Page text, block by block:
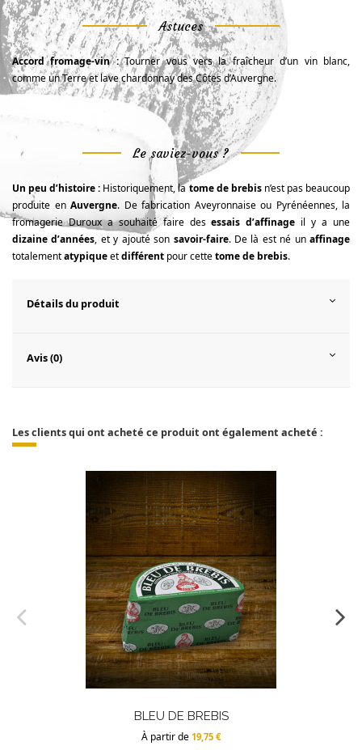
Astuces
Accord fromage-vin :Tourner vous vers la fraîcheur d’un vin blanc,
comme un Terre et lave chardonnay des Côtes d’Auvergne.
Le saviez-vous ?
Un peu d’histoire : Historiquement, latome de brebisn’est pas beaucoup
produite en Auvergne. De fabrication Aveyronnaise ou Pyrénéennes, la
fromagerie Duroux a souhaité faire desessais d’affinage il y a une
dizaine d’années, et y ajouté son savoir-faire. De là est né unaffinage
totalementatypiqueetdifférent pour cettetome de brebis.
Détails du produit
Avis (0)
Les clients qui ont acheté ce produit ont également acheté :
BLEU DE BREBIS
À partir de 19,75 €